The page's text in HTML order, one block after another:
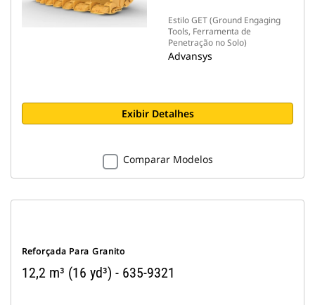
Estilo GET (Ground Engaging
Tools, Ferramenta de
Penetração no Solo)
Advansys
Exibir Detalhes
Comparar Modelos
Reforçada Para Granito
12,2 m³ (16 yd³) - 635-9321